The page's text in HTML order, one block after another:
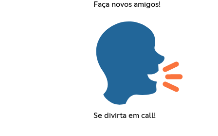
Faça novos amigos!
Se divirta em call!